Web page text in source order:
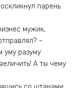
парень.
мужик,
–
уму разуму
А ты чему